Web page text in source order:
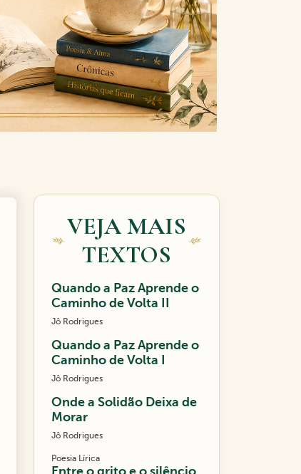
Next
VEJA MAIS
TEXTOS
Quando a Paz Aprende o
Caminho de Volta II
Jô Rodrigues
Quando a Paz Aprende o
Caminho de Volta I
Jô Rodrigues
Onde a Solidão Deixa de
Morar
Jô Rodrigues
Poesia Lírica